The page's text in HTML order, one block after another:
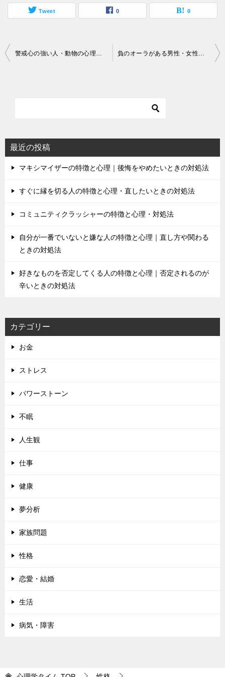
Tweet 0 0
投
シ
ョ
警戒心の強い人・動物の心理は？警戒を解いてもらうにはどうすればいい？ 負のオーラがある男性・女性の特徴とは？
最近の投稿
マキシマイザーの特徴と心理｜後悔をやめたいときの対処法
すぐに縁を切る人の特徴と心理・直したいときの対処法
コミュニティクラッシャーの特徴と心理・対処法
自分が一番でいないと嫌な人の特徴と心理｜直し方や関わる
ときの対処法
好きなものを否定してくる人の特徴と心理｜否定されるのが
辛いときの対処法
カテゴリー
お金
ストレス
パワーストーン
不眠
人生観
仕事
健康
夢分析
家族問題
性格
恋愛・結婚
生活
病気・障害